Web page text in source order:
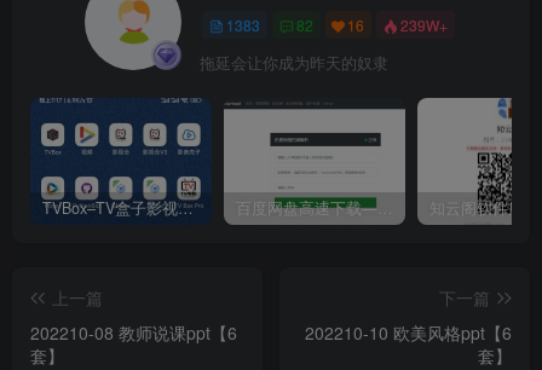
1383 82 16 239W+
拖延会让你成为昨天的奴隶
TVBox–TV盒子影视神器【附视频源和下载地址】【附自带源软件】 百度网盘高速下载——解析站点汇总
上一篇
202210-08 教师说课ppt【6
套】
下一篇
202210-10 欧美风格ppt【6
套】